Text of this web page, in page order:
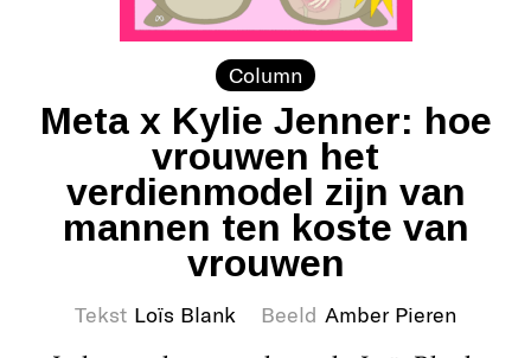
Column
Meta x Kylie Jenner: hoe
vrouwen het
verdienmodel zijn van
mannen ten koste van
vrouwen
Tekst Loïs Blank Beeld Amber Pieren